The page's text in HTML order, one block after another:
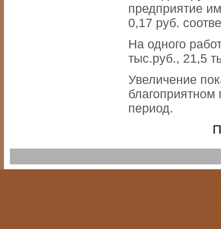
предприятие
0,17 руб.
На одного
тыс.руб., 21,5
Увеличение
период.